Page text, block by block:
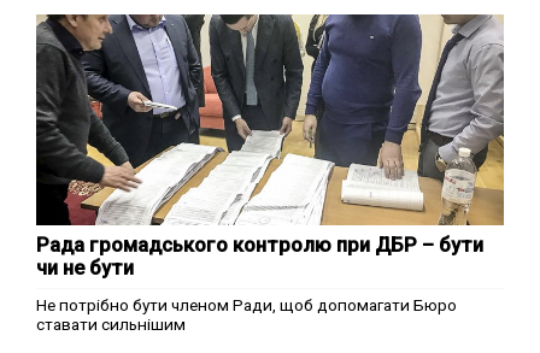
Рада громадського контролю при ДБР – бути
чи не бути
Не потрібно бути членом Ради, щоб допомагати Бюро
ставати сильнішим